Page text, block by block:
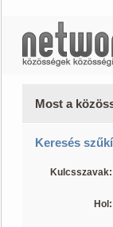
Most a
Keresés
Kulcsszavak:
Hol: